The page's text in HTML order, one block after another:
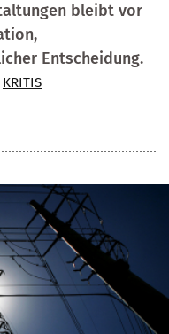
bleibt vor
Entscheidung.
KRITIS